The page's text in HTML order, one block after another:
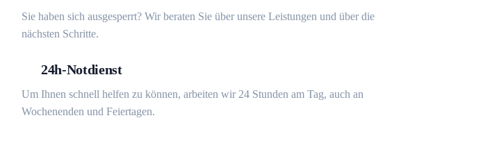
Sie haben sich ausgesperrt? Wir beraten Sie über unsere Leistungen und über die
nächsten Schritte.
24h-Notdienst
Um Ihnen schnell helfen zu können, arbeiten wir 24 Stunden am Tag, auch an
Wochenenden und Feiertagen.